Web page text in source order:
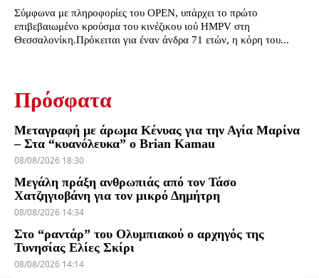
Σύμφωνα με πληροφορίες του OPEN, υπάρχει το πρώτο
επιβεβαιωμένο κρούσμα του κινέζικου ιού HMPV στη
Θεσσαλονίκη.Πρόκειται για έναν άνδρα 71 ετών, η κόρη του...
Πρόσφατα
Μεταγραφή με άρωμα Κένυας για την Αγία Μαρίνα
– Στα “κυανόλευκα” ο Brian Kamau
08/08/2026 18:30
Μεγάλη πράξη ανθρωπιάς από τον Τάσο
Χατζηγιοβάνη για τον μικρό Δημήτρη
08/08/2026 14:34
Στο “ραντάρ” του Ολυμπιακού ο αρχηγός της
Τυνησίας Ελίες Σκίρι
08/08/2026 14:14